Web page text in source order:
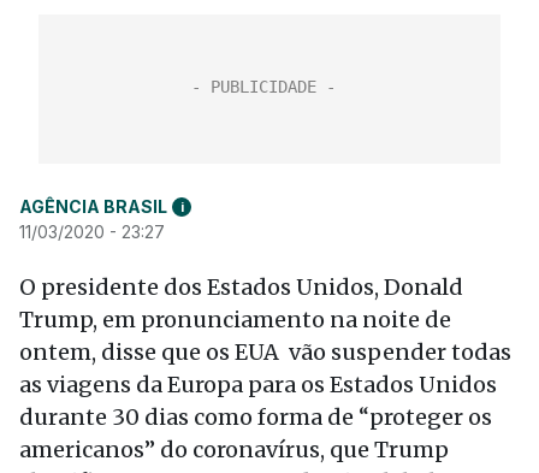
AGÊNCIA BRASIL i
11/03/2020 - 23:27
O presidente dos Estados Unidos, Donald
Trump, em pronunciamento na noite de
ontem, disse que os EUA vão suspender todas
as viagens da Europa para os Estados Unidos
durante 30 dias como forma de “proteger os
americanos” do coronavírus, que Trump